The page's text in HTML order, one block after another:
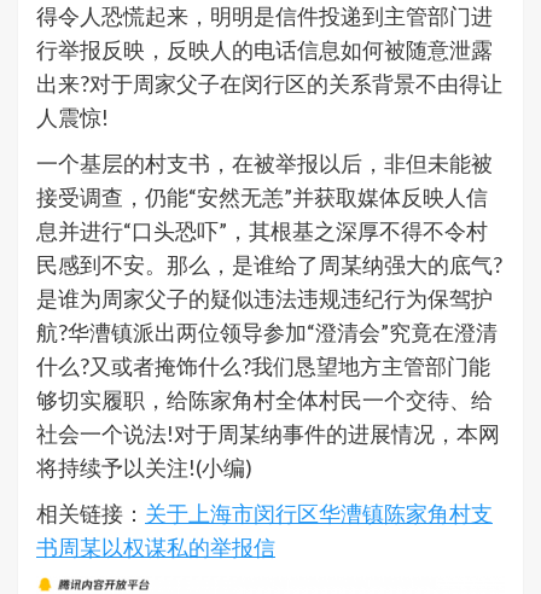
得令人恐慌起来，明明是信件投递到主管部门进
行举报反映，反映人的电话信息如何被随意泄露
出来?对于周家父子在闵行区的关系背景不由得让
人震惊!
一个基层的村支书，在被举报以后，非但未能被
接受调查，仍能“安然无恙”并获取媒体反映人信
息并进行“口头恐吓”，其根基之深厚不得不令村
民感到不安。那么，是谁给了周某纳强大的底气?
是谁为周家父子的疑似违法违规违纪行为保驾护
航?华漕镇派出两位领导参加“澄清会”究竟在澄清
什么?又或者掩饰什么?我们恳望地方主管部门能
够切实履职，给陈家角村全体村民一个交待、给
社会一个说法!对于周某纳事件的进展情况，本网
将持续予以关注!(小编)
相关链接： 关于上海市闵行区华漕镇陈家角村支
书周某以权谋私的举报信